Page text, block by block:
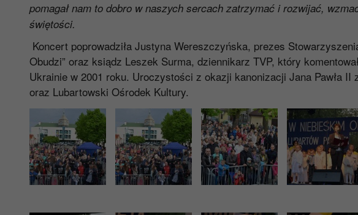
pomagał nam to dobro w naszych sercach zatrzymać i rozwijać,
świętości.
Koncert poprowadziła Justyna Wereszczyńska, prezes
Obudzi” oraz ksiądz Leszek Surma, dziennikarz TVP, który
Ukrainie w 2001 roku. Uroczystości z okazji kanonizacji Jana Pawła II
oraz Lubartowski Ośrodek Kultury.